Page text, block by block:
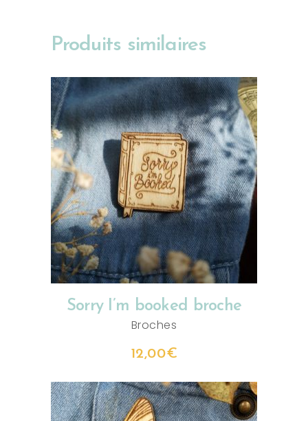
Produits similaires
AJOUTER AU PANIER
Sorry I’m booked broche
Broches
12,00€